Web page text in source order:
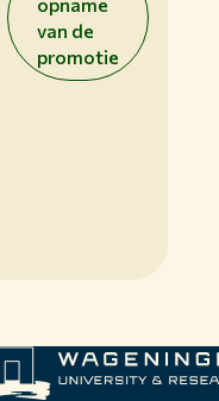
van de
promotie